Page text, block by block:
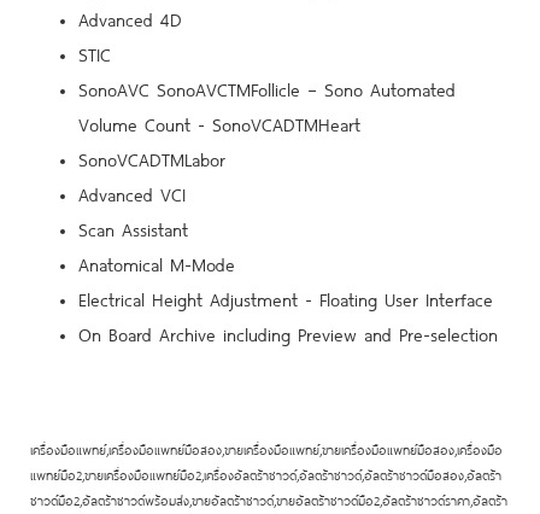
Advanced 4D
STIC
SonoAVC SonoAVCTMFollicle – Sono Automated
Volume Count - SonoVCADTMHeart
SonoVCADTMLabor
Advanced VCI
Scan Assistant
Anatomical M-Mode
Electrical Height Adjustment - Floating User Interface
On Board Archive including Preview and Pre-selection
เครื่องมือแพทย์,เครื่องมือแพทย์มือสอง,ขายเครื่องมือแพทย์,ขายเครื่องมือแพทย์มือสอง,เครื่องมือ
แพทย์มือ2,ขายเครื่องมือแพทย์มือ2,เครื่องอัลตร้าซาวด์,อัลตร้าซาวด์,อัลตร้าซาวด์มือสอง,อัลตร้า
ซาวด์มือ2,อัลตร้าซาวด์พร้อมส่ง,ขายอัลตร้าซาวด์,ขายอัลตร้าซาวด์มือ2,อัลตร้าซาวด์ราคา,อัลตร้า